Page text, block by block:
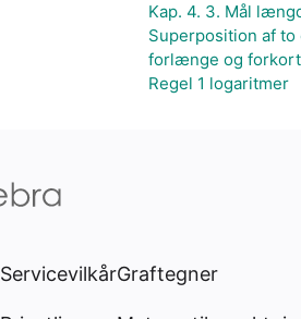
Kap. 4. 3. Mål
Superposition af
forlænge og
Regel 1 logaritmer
ServicevilkårGraftegner